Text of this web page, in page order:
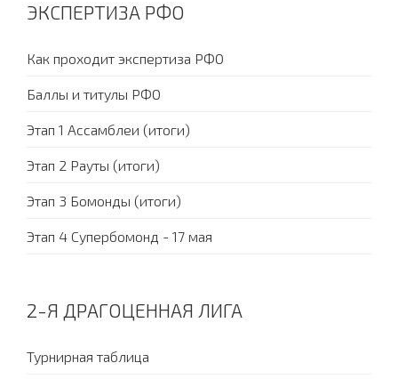
ЭКСПЕРТИЗА РФО
Как проходит экспертиза РФО
Баллы и титулы РФО
Этап 1 Ассамблеи (итоги)
Этап 2 Рауты (итоги)
Этап 3 Бомонды (итоги)
Этап 4 Супербомонд - 17 мая
2-Я ДРАГОЦЕННАЯ ЛИГА
Турнирная таблица